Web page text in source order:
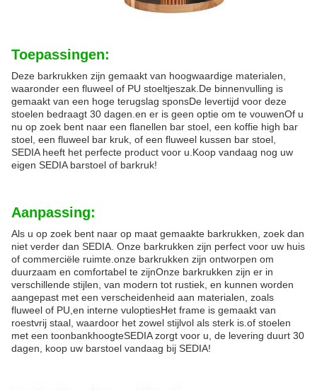
Toepassingen:
Deze barkrukken zijn gemaakt van hoogwaardige materialen,
waaronder een fluweel of PU stoeltjeszak.De binnenvulling is
gemaakt van een hoge terugslag sponsDe levertijd voor deze
stoelen bedraagt 30 dagen.en er is geen optie om te vouwenOf u
nu op zoek bent naar een flanellen bar stoel, een koffie high bar
stoel, een fluweel bar kruk, of een fluweel kussen bar stoel,
SEDIA heeft het perfecte product voor u.Koop vandaag nog uw
eigen SEDIA barstoel of barkruk!
Aanpassing:
Als u op zoek bent naar op maat gemaakte barkrukken, zoek dan
niet verder dan SEDIA. Onze barkrukken zijn perfect voor uw huis
of commerciële ruimte.onze barkrukken zijn ontworpen om
duurzaam en comfortabel te zijnOnze barkrukken zijn er in
verschillende stijlen, van modern tot rustiek, en kunnen worden
aangepast met een verscheidenheid aan materialen, zoals
fluweel of PU,en interne vuloptiesHet frame is gemaakt van
roestvrij staal, waardoor het zowel stijlvol als sterk is.of stoelen
met een toonbankhoogteSEDIA zorgt voor u, de levering duurt 30
dagen, koop uw barstoel vandaag bij SEDIA!